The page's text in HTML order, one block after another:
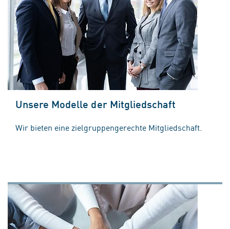
Unsere Modelle der Mitgliedschaft
Wir bieten eine zielgruppengerechte Mitgliedschaft.